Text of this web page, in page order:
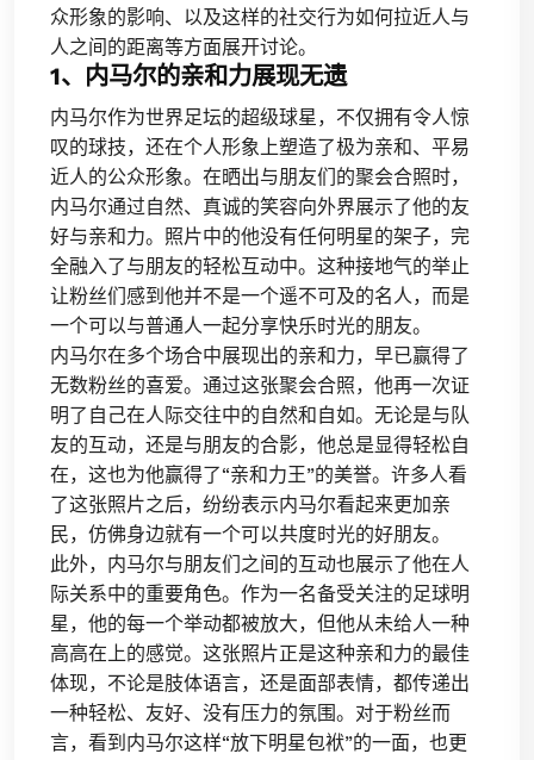
众形象的影响、以及这样的社交行为如何拉近人与
人之间的距离等方面展开讨论。
1、内马尔的亲和力展现无遗
内马尔作为世界足坛的超级球星，不仅拥有令人惊
叹的球技，还在个人形象上塑造了极为亲和、平易
近人的公众形象。在晒出与朋友们的聚会合照时，
内马尔通过自然、真诚的笑容向外界展示了他的友
好与亲和力。照片中的他没有任何明星的架子，完
全融入了与朋友的轻松互动中。这种接地气的举止
让粉丝们感到他并不是一个遥不可及的名人，而是
一个可以与普通人一起分享快乐时光的朋友。
内马尔在多个场合中展现出的亲和力，早已赢得了
无数粉丝的喜爱。通过这张聚会合照，他再一次证
明了自己在人际交往中的自然和自如。无论是与队
友的互动，还是与朋友的合影，他总是显得轻松自
在，这也为他赢得了“亲和力王”的美誉。许多人看
了这张照片之后，纷纷表示内马尔看起来更加亲
民，仿佛身边就有一个可以共度时光的好朋友。
此外，内马尔与朋友们之间的互动也展示了他在人
际关系中的重要角色。作为一名备受关注的足球明
星，他的每一个举动都被放大，但他从未给人一种
高高在上的感觉。这张照片正是这种亲和力的最佳
体现，不论是肢体语言，还是面部表情，都传递出
一种轻松、友好、没有压力的氛围。对于粉丝而
言，看到内马尔这样“放下明星包袱”的一面，也更